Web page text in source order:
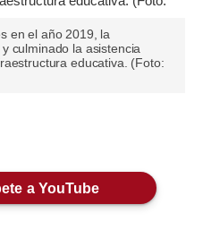
en el año 2019, la
culminado la asistencia
educativa. (Foto:
a YouTube